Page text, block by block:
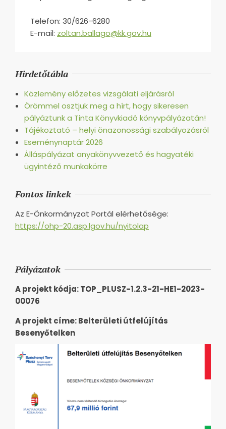
Telefon: 30/626-6280
E-mail: zoltan.ballago@kk.gov.hu
24
Hirdetőtábla
Közlemény előzetes vizsgálati eljárásról
Örömmel osztjuk meg a hírt, hogy sikeresen
pályáztunk a Tinta Könyvkiadó könyvpályázatán!
Tájékoztató – helyi önazonossági szabályozásról
Eseménynaptár 2026
Álláspályázat anyakönyvvezető és hagyatéki
ügyintéző munkakörre
Fontos linkek
Az E-Önkormányzat Portál elérhetősége:
https://ohp-20.asp.lgov.hu/nyitolap
Pályázatok
A projekt kódja: TOP_PLUSZ-1.2.3-21-HE1-2023-
00076
A projekt címe: Belterületi útfelújítás
Besenyőtelken